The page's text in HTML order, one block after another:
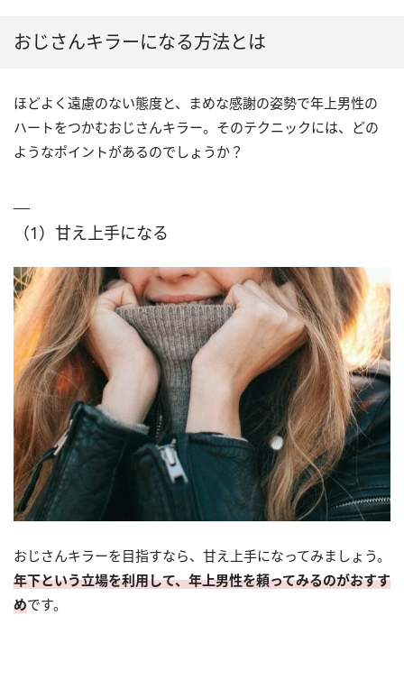
おじさんキラーになる方法とは
ほどよく遠慮のない態度と、まめな感謝の姿勢で年上男性の
ハートをつかむおじさんキラー。そのテクニックには、どの
ようなポイントがあるのでしょうか？
（1）甘え上手になる
おじさんキラーを目指すなら、甘え上手になってみましょう。
年下という立場を利用して、年上男性を頼ってみるのがおすす
めです。